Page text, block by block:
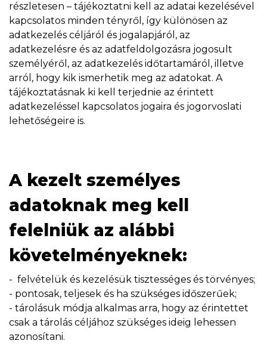
részletesen – tájékoztatni kell az adatai kezelésével
kapcsolatos minden tényről, így különösen az
adatkezelés céljáról és jogalapjáról, az
adatkezelésre és az adatfeldolgozásra jogosult
személyéről, az adatkezelés időtartamáról, illetve
arról, hogy kik ismerhetik meg az adatokat. A
tájékoztatásnak ki kell terjednie az érintett
adatkezeléssel kapcsolatos jogaira és jogorvoslati
lehetőségeire is.
A kezelt személyes
adatoknak meg kell
felelniük az alábbi
követelményeknek:
- felvételük és kezelésük tisztességes és törvényes;
- pontosak, teljesek és ha szükséges időszerűek;
- tárolásuk módja alkalmas arra, hogy az érintettet
csak a tárolás céljához szükséges ideig lehessen
azonosítani.